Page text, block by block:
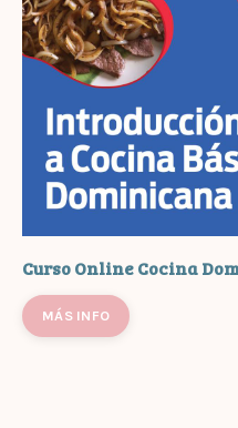
Curso Online Cocina
MÁS INFO